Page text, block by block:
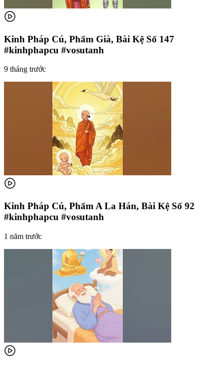
Kinh Pháp Cú, Phẩm Già, Bài Kệ Số 147
#kinhphapcu #vosutanh
9 tháng trước
Kinh Pháp Cú, Phẩm A La Hán, Bài Kệ Số 92
#kinhphapcu #vosutanh
1 năm trước